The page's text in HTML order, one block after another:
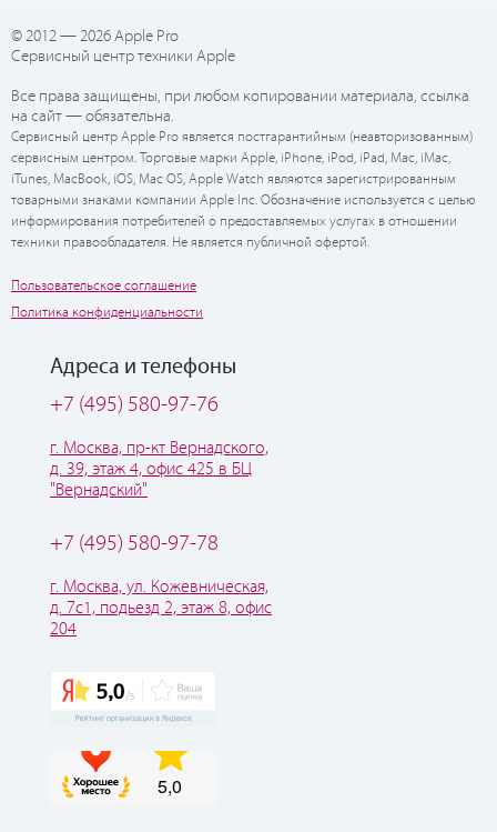
© 2012 — 2026 Apple Pro
Сервисный центр техники Apple
Все права защищены, при любом копировании материала, ссылка
на сайт — обязательна.
Сервисный центр Apple Pro является постгарантийным (неавторизованным)
сервисным центром. Торговые марки Apple, iPhone, iPod, iPad, Mac, iMac,
iTunes, MacBook, iOS, Mac OS, Apple Watch являются зарегистрированным
товарными знаками компании Apple Inc. Обозначение используется с целью
информирования потребителей о предоставляемых услугах в отношении
техники правообладателя. Не является публичной офертой.
Пользовательское соглашение
Политика конфиденциальности
Адреса и телефоны
+7 (495) 580-97-76
г. Москва, пр-кт Вернадского,
д. 39, этаж 4, офис 425 в БЦ
"Вернадский"
+7 (495) 580-97-78
г. Москва, ул. Кожевническая,
д. 7с1, подьезд 2, этаж 8, офис
204